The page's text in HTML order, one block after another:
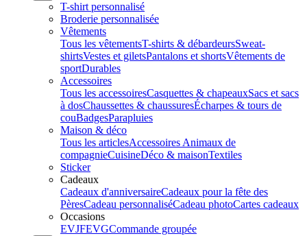
T-shirt personnalisé
Broderie personnalisée
Vêtements
Tous les vêtementsT-shirts & débardeursSweat-
shirtsVestes et giletsPantalons et shortsVêtements de
sportDurables
Accessoires
Tous les accessoiresCasquettes & chapeauxSacs et sacs
à dosChaussettes & chaussuresÉcharpes & tours de
couBadgesParapluies
Maison & déco
Tous les articlesAccessoires Animaux de
compagnieCuisineDéco & maisonTextiles
Sticker
Cadeaux
Cadeaux d'anniversaireCadeaux pour la fête des
PèresCadeau personnaliséCadeau photoCartes cadeaux
Occasions
EVJFEVGCommande groupée